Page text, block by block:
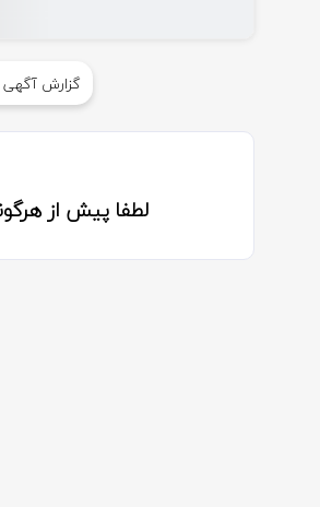
گزارش آگهی
لطفا پیش از